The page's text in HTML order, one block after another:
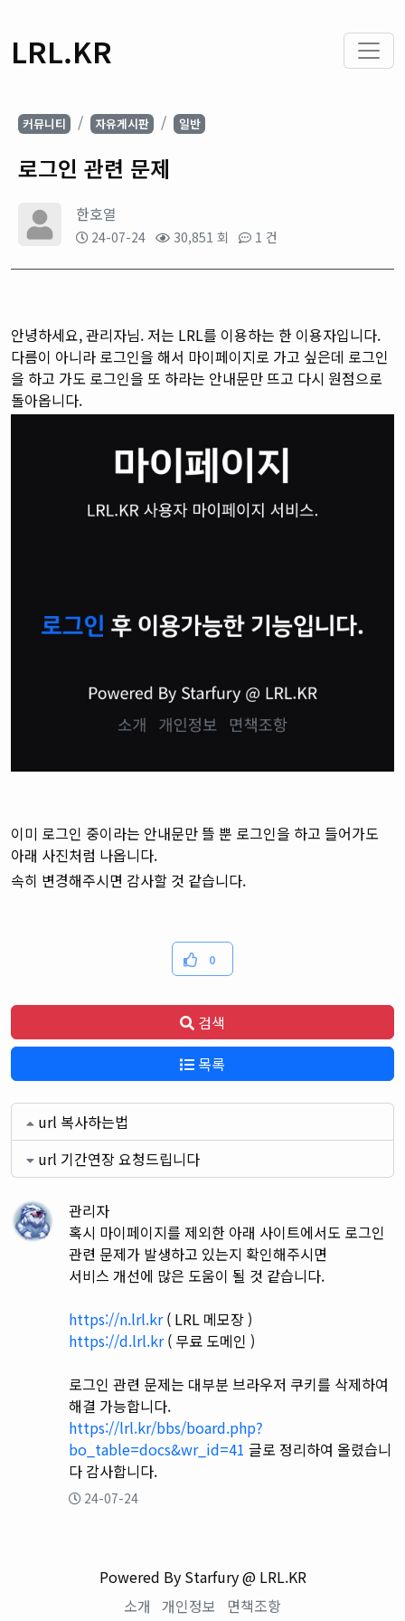
LRL.KR
커뮤니티 자유게시판 일반
로그인 관련 문제
한호열
24-07-24 30,851 회 1 건
안녕하세요, 관리자님. 저는 LRL를 이용하는 한 이용자입니다.
다름이 아니라 로그인을 해서 마이페이지로 가고 싶은데 로그인
을 하고 가도 로그인을 또 하라는 안내문만 뜨고 다시 원점으로
돌아옵니다.
이미 로그인 중이라는 안내문만 뜰 뿐 로그인을 하고 들어가도
아래 사진처럼 나옵니다.
속히 변경해주시면 감사할 것 같습니다.
0
검색
목록
url 복사하는법
url 기간연장 요청드립니다
관리자
혹시 마이페이지를 제외한 아래 사이트에서도 로그인
관련 문제가 발생하고 있는지 확인해주시면
서비스 개선에 많은 도움이 될 것 같습니다.
https://n.lrl.kr( LRL 메모장 )
https://d.lrl.kr( 무료 도메인 )
로그인 관련 문제는 대부분 브라우저 쿠키를 삭제하여
해결 가능합니다.
https://lrl.kr/bbs/board.php?
bo_table=docs&wr_id=41 글로 정리하여 올렸습니
다 감사합니다.
24-07-24
Powered By Starfury @ LRL.KR
소개 개인정보 면책조항